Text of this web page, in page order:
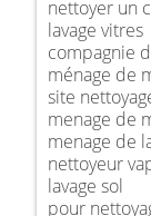
nettoyer un
lavage vitres
compagnie
ménage de
site
menage de
menage de
nettoyeur
lavage sol
pour